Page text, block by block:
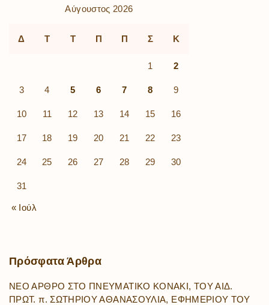
Αύγουστος 2026
Δ Τ Τ Π Π Σ Κ
1 2
3 4 5 6 7 8 9
10 11 12 13 14 15 16
17 18 19 20 21 22 23
24 25 26 27 28 29 30
31
« Ιούλ
Πρόσφατα Άρθρα
ΝΕΟ ΑΡΘΡΟ ΣΤΟ ΠΝΕΥΜΑΤΙΚΟ ΚΟΝΑΚΙ, ΤΟΥ ΑΙΔ.
ΠΡΩΤ. π. ΣΩΤΗΡΙΟΥ ΑΘΑΝΑΣΟΥΛΙΑ, ΕΦΗΜΕΡΙΟΥ ΤΟΥ